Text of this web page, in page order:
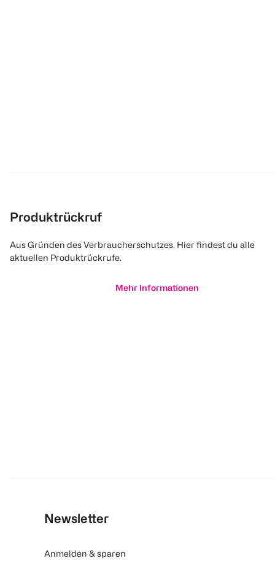
Produktrückruf
Aus Gründen des Verbraucherschutzes. Hier findest du alle
aktuellen Produktrückrufe.
Mehr Informationen
Newsletter
Anmelden & sparen